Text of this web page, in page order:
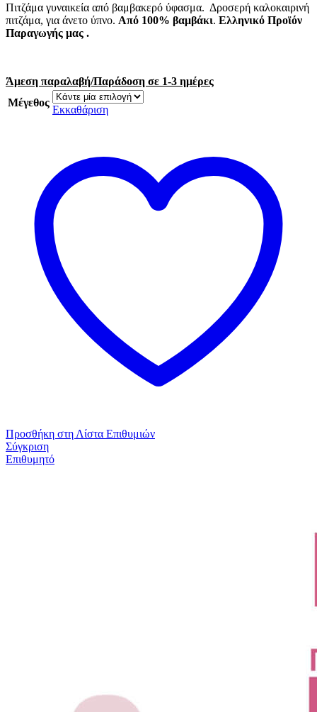
Πιτζάμα γυναικεία από βαμβακερό ύφασμα. Δροσερή καλοκαιρινή
πιτζάμα, για άνετο ύπνο. Από 100% βαμβάκι. Ελληνικό Προϊόν
Παραγωγής μας .
Άμεση παραλαβή/Παράδοση σε 1-3 ημέρες
Μέγεθος
Εκκαθάριση
Προσθήκη στη Λίστα Επιθυμιών
Σύγκριση
Επιθυμητό